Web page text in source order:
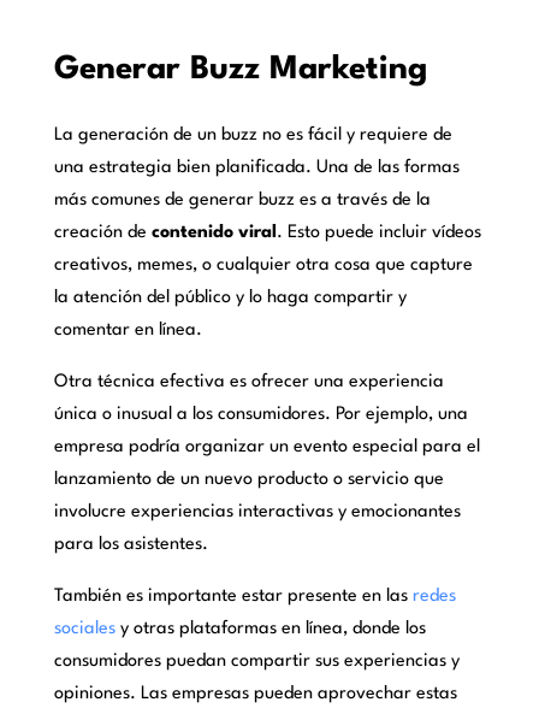
Generar Buzz Marketing
La generación de un buzz no es fácil y requiere de
una estrategia bien planificada. Una de las formas
más comunes de generar buzz es a través de la
creación de contenido viral. Esto puede incluir vídeos
creativos, memes, o cualquier otra cosa que capture
la atención del público y lo haga compartir y
comentar en línea.
Otra técnica efectiva es ofrecer una experiencia
única o inusual a los consumidores. Por ejemplo, una
empresa podría organizar un evento especial para el
lanzamiento de un nuevo producto o servicio que
involucre experiencias interactivas y emocionantes
para los asistentes.
También es importante estar presente en las redes
socialesy otras plataformas en línea, donde los
consumidores puedan compartir sus experiencias y
opiniones. Las empresas pueden aprovechar estas